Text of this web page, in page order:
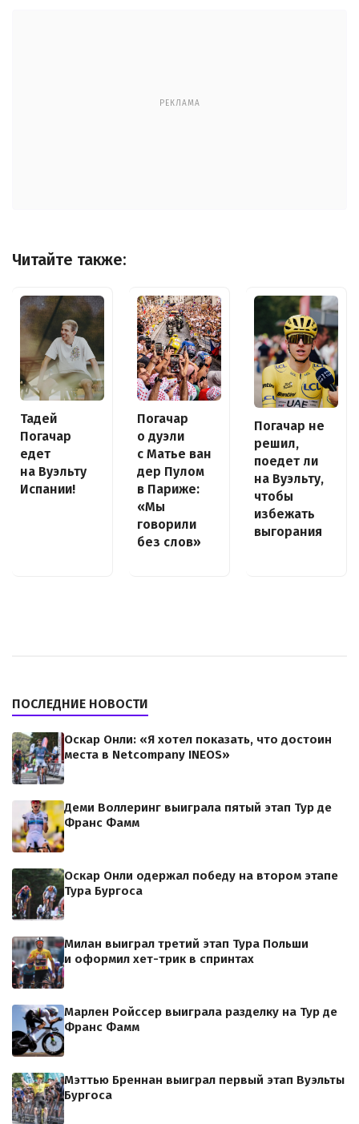
РЕКЛАМА
Читайте также:
Тадей
Погачар
едет
на Вуэльту
Испании!
Погачар
о дуэли
с Матье ван
дер Пулом
в Париже:
«Мы
говорили
без слов»
Погачар не
решил,
поедет ли
на Вуэльту,
чтобы
избежать
выгорания
ПОСЛЕДНИЕ НОВОСТИ
Оскар Онли: «Я хотел показать, что достоин
места в Netcompany INEOS»
Деми Воллеринг выиграла пятый этап Тур де
Франс Фамм
Оскар Онли одержал победу на втором этапе
Тура Бургоса
Милан выиграл третий этап Тура Польши
и оформил хет-трик в спринтах
Марлен Ройссер выиграла разделку на Тур де
Франс Фамм
Мэттью Бреннан выиграл первый этап Вуэльты
Бургоса